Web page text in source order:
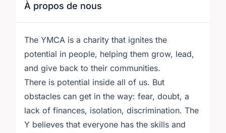
À propos de nous
The YMCA is a charity that ignites the
potential in people, helping them grow, lead,
and give back to their communities.
There is potential inside all of us. But
obstacles can get in the way: fear, doubt, a
lack of finances, isolation, discrimination. The
Y believes that everyone has the skills and